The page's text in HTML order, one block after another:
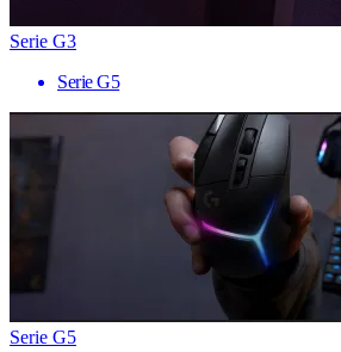
Serie G3
Serie G5
Serie G5